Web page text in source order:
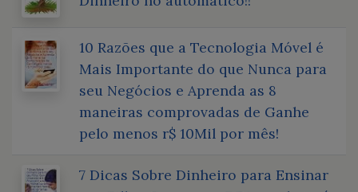
10 Razões que a Tecnologia Móvel é
Mais Importante do que Nunca para
seu Negócios e Aprenda as 8
maneiras comprovadas de Ganhe
pelo menos r$ 10Mil por mês!
7 Dicas Sobre Dinheiro para Ensinar